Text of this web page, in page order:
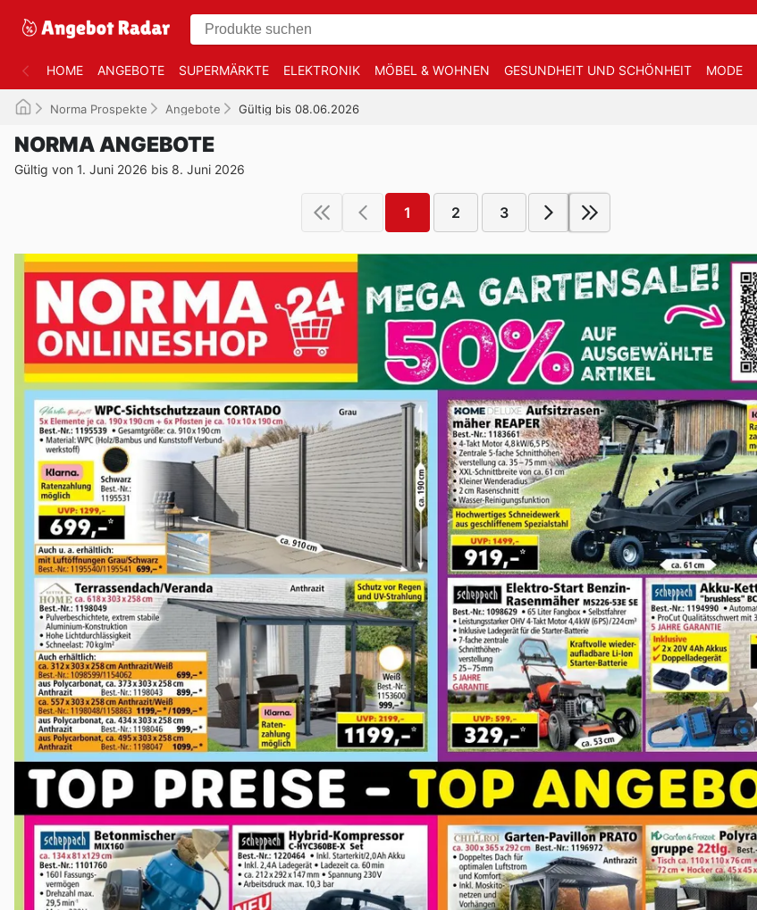
HOME ANGEBOTE SUPERMÄRKTE ELEKTRONIK MÖBEL & WOHNEN GESUNDHEIT UND SCHÖNHEIT MODE
Norma Prospekte Angebote Gültig bis 08.06.2026
NORMA ANGEBOTE
Gültig von 1. Juni 2026 bis 8. Juni 2026
1 2 3